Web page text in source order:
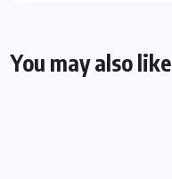
You may also like